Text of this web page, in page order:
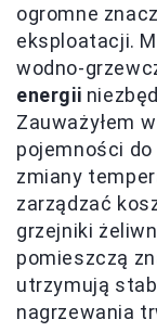
ogromne
eksploatacji.
wodno-
energii
Zauważyłem
pojemności
zmiany
zarządzać
grzejniki
pomieszczą
utrzymują
nagrzewania